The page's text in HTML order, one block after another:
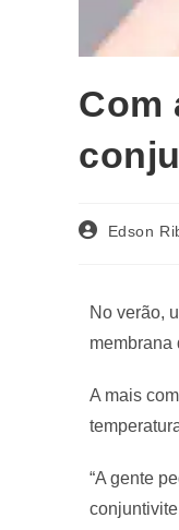
Com
Edson
No verão,
membrana
A mais
“A gente